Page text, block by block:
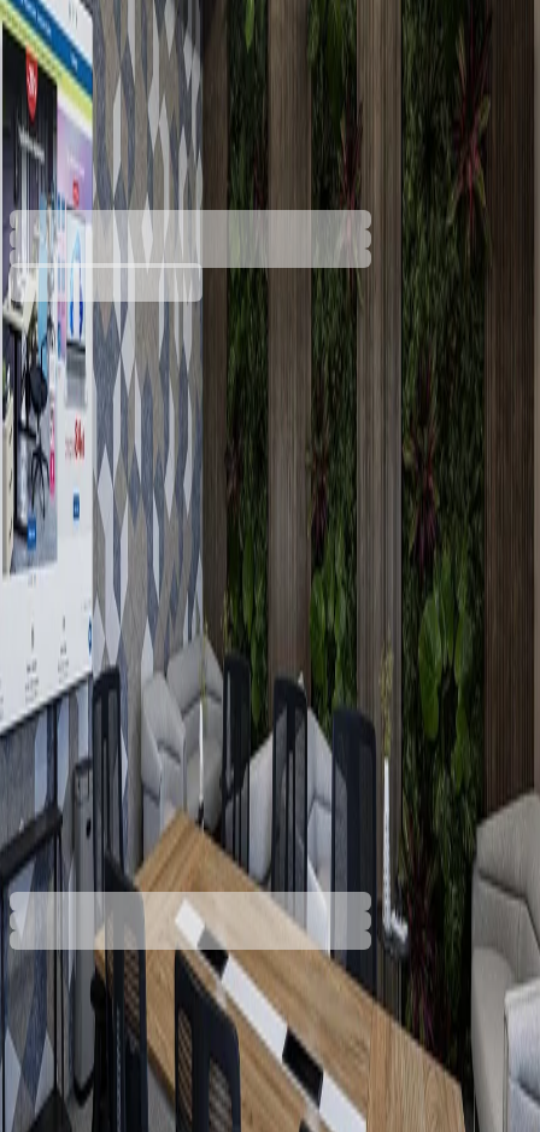
Диван RFG Megan,
триместен, текстил, метална
основа, сив
4030140233
Баркод: 3800052797043
Допълнителни услуги
Цената се изчислява в количката
Разнос
Услугата е пожелателна. Включва внасяне на
поръчката в сградата и качването ѝ до
определен от получателя етаж. Ако услугата
не бъде избрана, поръчката ще бъде
доставена до входа на сградата.
20,41 €
20,00 € мин
704,96 €1378,79 лв.
Купи
Широчина [mm]
1560
1930
704,96 €
1378,79 лв.
Ценa с ДДС